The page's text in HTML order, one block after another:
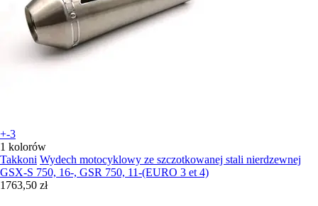
+-3
1 kolorów
Takkoni Wydech motocyklowy ze szczotkowanej stali nierdzewnej
GSX-S 750, 16-, GSR 750, 11-(EURO 3 et 4)
1763,50 zł